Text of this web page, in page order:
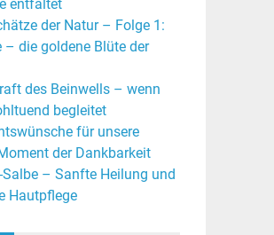
entfaltet
der Natur – Folge 1:
– die goldene Blüte der
des Beinwells – wenn
begleitet
für unsere
der Dankbarkeit
Salbe – Sanfte Heilung und
Hautpflege